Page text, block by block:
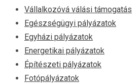
Vállalkozóvá válási támogatás
Egészségügyi pályázatok
Egyházi pályázatok
Energetikai pályázatok
Építészeti pályázatok
Fotópályázatok